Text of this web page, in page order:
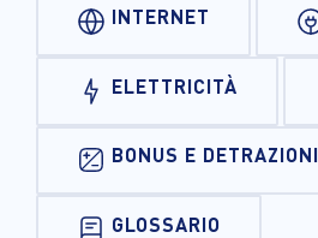
INTERNET
ELETTRICITÀ
BONUS E DETRAZIONI
GLOSSARIO